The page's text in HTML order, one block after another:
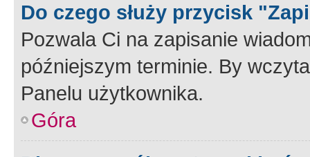
Do czego służy przycisk
Pozwala Ci na zapisanie
późniejszym terminie. By
Panelu użytkownika.
Góra